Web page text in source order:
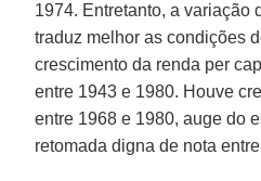
1974. Entretanto, a variação
traduz melhor as condições
crescimento da renda per
entre 1943 e 1980. Houve
entre 1968 e 1980, auge do
retomada digna de nota